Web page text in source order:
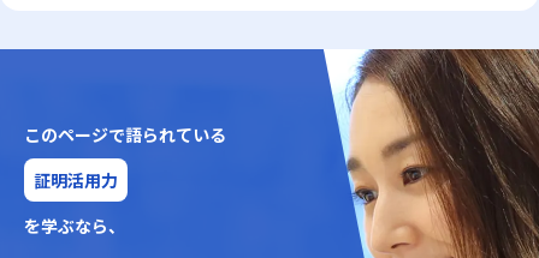
このページで語られている
証明活用力
を学ぶなら、